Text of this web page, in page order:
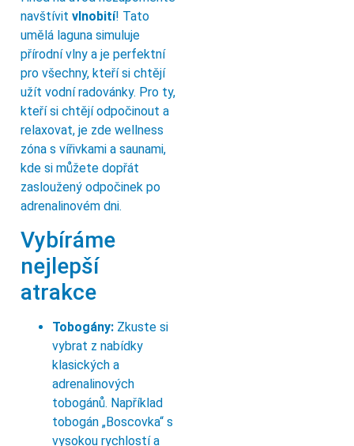
navštívit vlnobití! Tato
umělá laguna simuluje
přírodní vlny a je perfektní
pro všechny, kteří si chtějí
užít vodní radovánky. Pro ty,
kteří si chtějí odpočinout a
relaxovat, je zde wellness
zóna s vířivkami a saunami,
kde si můžete dopřát
zasloužený odpočinek po
adrenalinovém dni.
Vybíráme
nejlepší
atrakce
Tobogány: Zkuste si
vybrat z nabídky
klasických a
adrenalinových
tobogánů. Například
tobogán „Boscovka“ s
vysokou rychlostí a